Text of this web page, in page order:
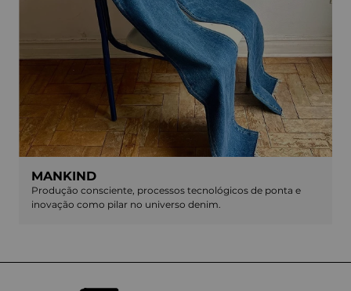
MANKIND
Produção consciente, processos tecnológicos de ponta e
inovação como pilar no universo denim.